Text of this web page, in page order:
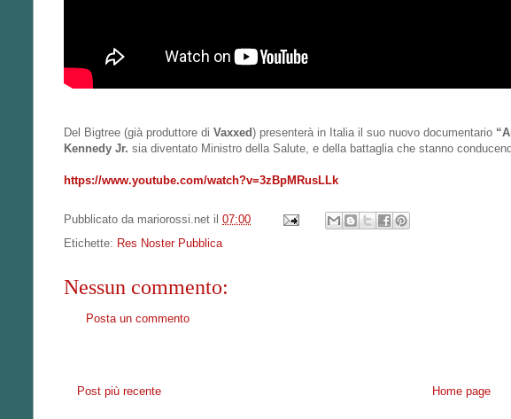
Del Bigtree (già produttore di Vaxxed) presenterà in Italia il suo nuovo documentario
Kennedy Jr. sia diventato Ministro della Salute, e della battaglia che stanno
https://www.youtube.com/watch?v=3zBpMRusLLk
Pubblicato da mariorossi.net il 07:00
Etichette: Res Noster Pubblica
Nessun commento:
Posta un commento
Post più recente Home page